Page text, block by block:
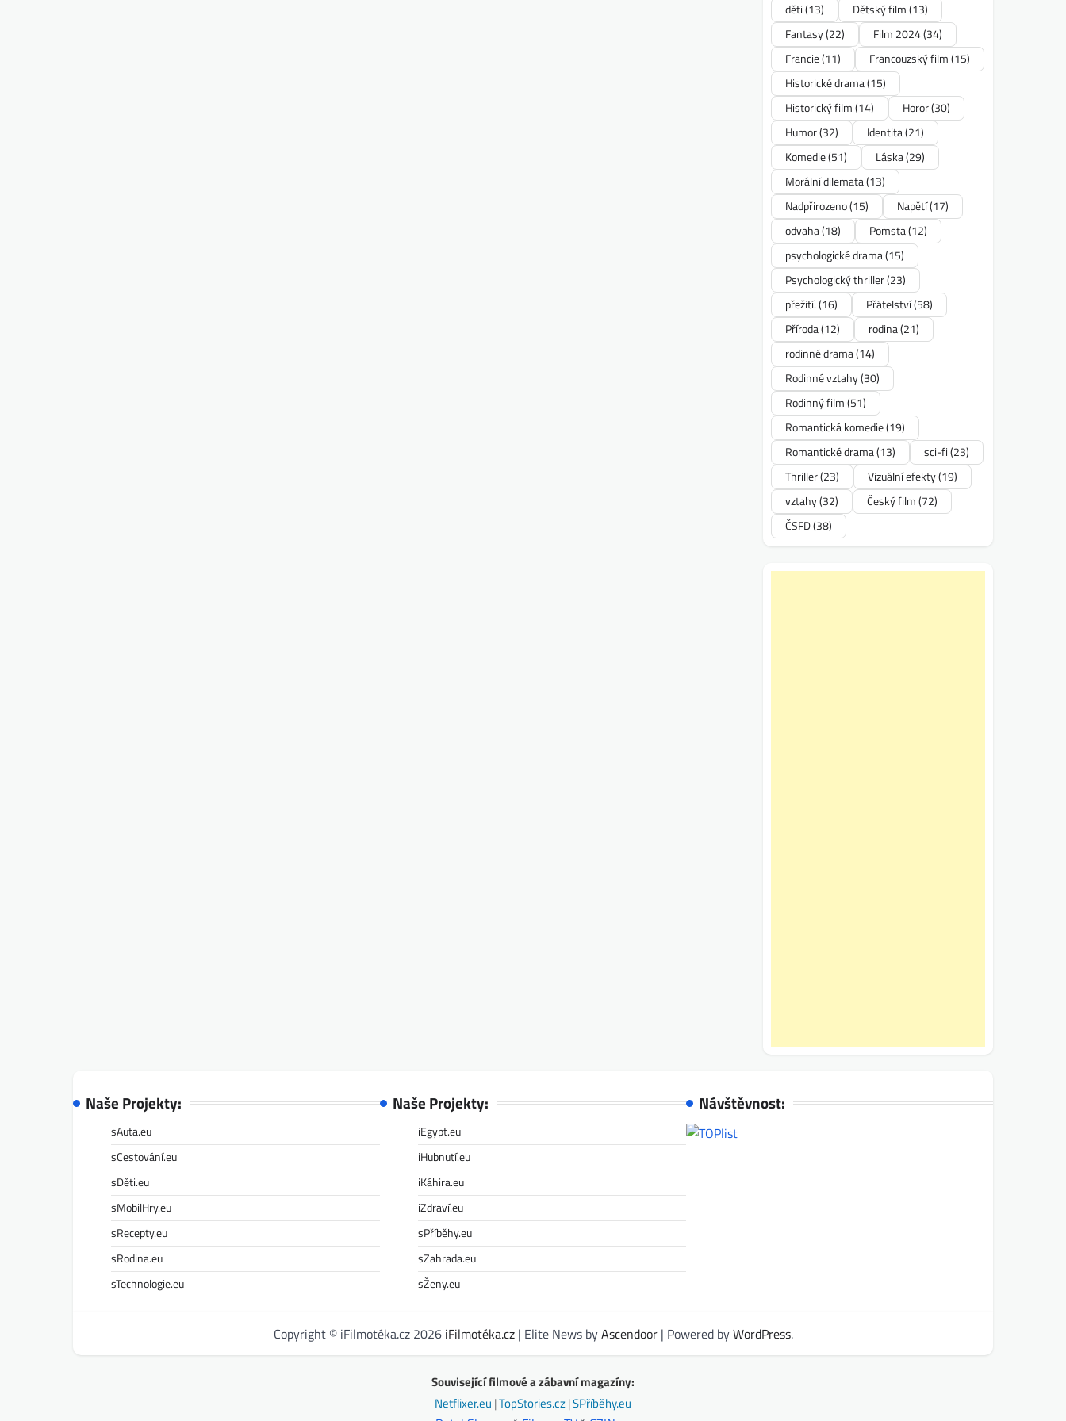
děti(13) Dětský film(13)
Fantasy(22) Film 2024(34)
Francie(11) Francouzský film(15)
Historické drama(15)
Historický film(14) Horor(30)
Humor(32) Identita(21)
Komedie(51) Láska(29)
Morální dilemata(13)
Nadpřirozeno(15) Napětí(17)
odvaha(18) Pomsta(12)
psychologické drama(15)
Psychologický thriller(23)
přežití.(16) Přátelství(58)
Příroda(12) rodina(21)
rodinné drama(14)
Rodinné vztahy(30)
Rodinný film(51)
Romantická komedie(19)
Romantické drama(13) sci-fi(23)
Thriller(23) Vizuální efekty(19)
vztahy(32) Český film(72)
ČSFD(38)
Naše Projekty:
sAuta.eu
sCestování.eu
sDěti.eu
sMobilHry.eu
sRecepty.eu
sRodina.eu
sTechnologie.eu
Naše Projekty:
iEgypt.eu
iHubnutí.eu
iKáhira.eu
iZdraví.eu
sPříběhy.eu
sZahrada.eu
sŽeny.eu
Návštěvnost:
Copyright © iFilmotéka.cz 2026 iFilmotéka.cz| Elite News byAscendoor| Powered byWordPress.
Související filmové a zábavní magazíny:
Netflixer.eu |TopStories.cz|SPříběhy.eu